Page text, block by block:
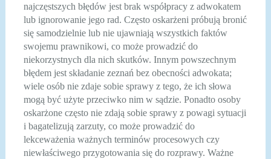
najczęstszych błędów jest brak współpracy z adwokatem
lub ignorowanie jego rad. Często oskarżeni próbują bronić
się samodzielnie lub nie ujawniają wszystkich faktów
swojemu prawnikowi, co może prowadzić do
niekorzystnych dla nich skutków. Innym powszechnym
błędem jest składanie zeznań bez obecności adwokata;
wiele osób nie zdaje sobie sprawy z tego, że ich słowa
mogą być użyte przeciwko nim w sądzie. Ponadto osoby
oskarżone często nie zdają sobie sprawy z powagi sytuacji
i bagatelizują zarzuty, co może prowadzić do
lekceważenia ważnych terminów procesowych czy
niewłaściwego przygotowania się do rozprawy. Ważne